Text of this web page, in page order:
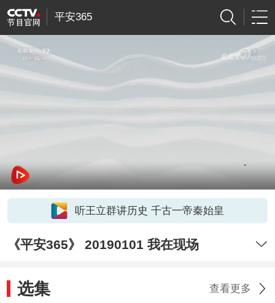
平安365
听王立群讲历史 千古一帝秦始皇
《平安365》 20190101 我在现场
选集 查看更多